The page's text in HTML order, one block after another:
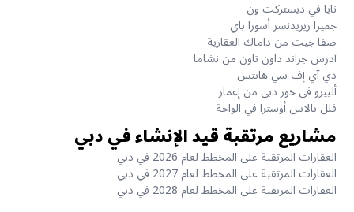
نايا في ديستركت ون
جميرا ريزيدنسز أسورا باي
صفا جيت من داماك العقارية
آدرس جراند داون تاون من نشاما
دي آي إف سي هايتس
ألبيرو في خور دبي من إعمار
فلل بالاس أوسترا في الواحة
مشاريع مرتقبة قيد الإنشاء في دبي
العقارات المرتقبة على المخطط لعام 2026 في دبي
العقارات المرتقبة على المخطط لعام 2027 في دبي
العقارات المرتقبة على المخطط لعام 2028 في دبي